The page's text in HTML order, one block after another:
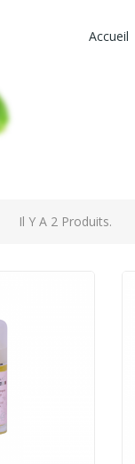
Accueil
Il Y A 2 Produits.